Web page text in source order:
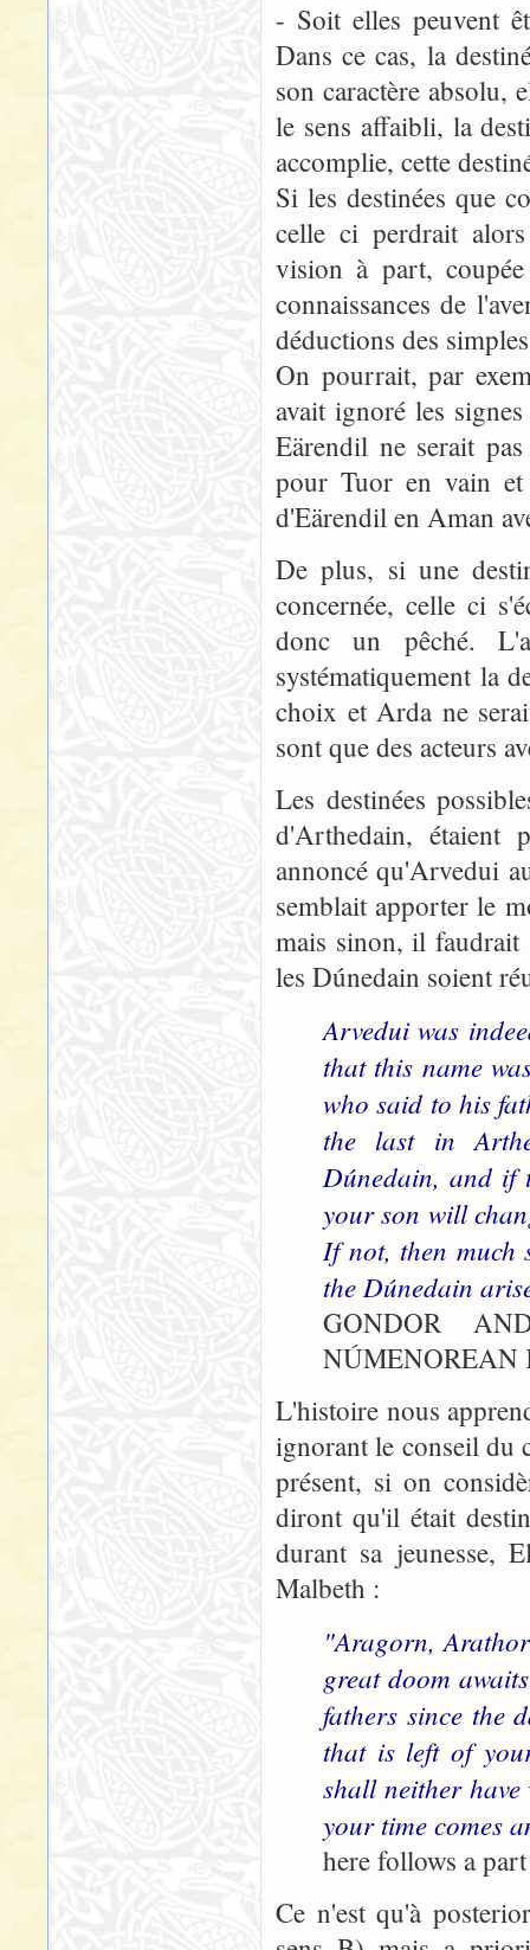
- Soit elles peuvent
Dans ce cas, la
son caractère absolu,
le sens affaibli, la
accomplie, cette
Si les destinées que
celle ci perdrait
vision à part,
connaissances de
déductions des
On pourrait, par
avait ignoré les
Eärendil ne serait
pour Tuor en vain et
d'Eärendil en Aman
De plus, si une
concernée, celle ci
donc un pêché.
systématiquement la
choix et Arda ne
sont que des acteurs
Les destinées
d'Arthedain, étaient
annoncé qu'Arvedui
semblait apporter le
mais sinon, il faudrait
les Dúnedain soient
Arvedui was
that this name
who said to his
the last in
Dúnedain, and if
your son will
If not, then much
the Dúnedain
GONDOR
NÚMENOREAN
L'histoire nous
ignorant le conseil du
présent, si on
diront qu'il était
durant sa jeunesse,
Malbeth :
"Aragorn,
great doom
fathers since the
that is left of
shall neither
your time comes
here follows a
Ce n'est qu'à